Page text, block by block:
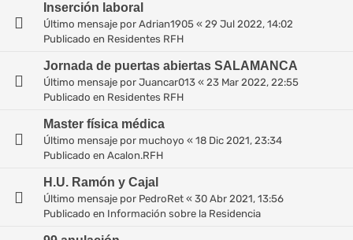
Inserción laboral
Último mensaje por Adrian1905 « 29 Jul 2022, 14:02
Publicado en Residentes RFH
Jornada de puertas abiertas SALAMANCA
Último mensaje por Juancar013 « 23 Mar 2022, 22:55
Publicado en Residentes RFH
Master física médica
Último mensaje por muchoyo « 18 Dic 2021, 23:34
Publicado en Acalon.RFH
H.U. Ramón y Cajal
Último mensaje por PedroRet « 30 Abr 2021, 13:56
Publicado en Información sobre la Residencia